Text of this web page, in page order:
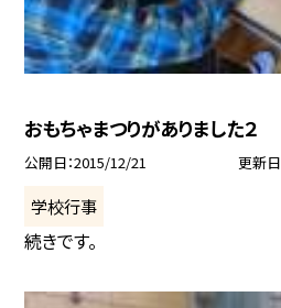
おもちゃまつりがありました２
公開日 2015/12/21 更新日
学校行事
続きです。